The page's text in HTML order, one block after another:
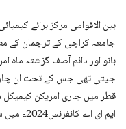
بین الاقوامی مرکز برائے
جامعہ کراچی کے ترجمان کے
بانو اور دائم آصف گزشتہ ماہ
قطر میں جاری امریکن
ایم ای اے کانفرنس2024ء میں شرکت کی تھی۔